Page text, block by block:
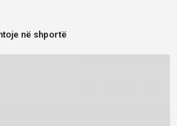
në shportë